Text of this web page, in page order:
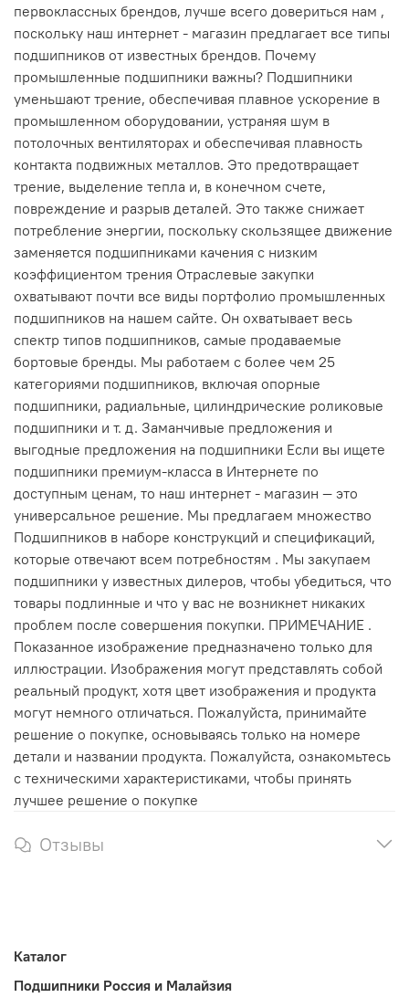
первоклассных брендов, лучше всего довериться нам ,
поскольку наш интернет - магазин предлагает все типы
подшипников от известных брендов. Почему
промышленные подшипники важны? Подшипники
уменьшают трение, обеспечивая плавное ускорение в
промышленном оборудовании, устраняя шум в
потолочных вентиляторах и обеспечивая плавность
контакта подвижных металлов. Это предотвращает
трение, выделение тепла и, в конечном счете,
повреждение и разрыв деталей. Это также снижает
потребление энергии, поскольку скользящее движение
заменяется подшипниками качения с низким
коэффициентом трения Отраслевые закупки
охватывают почти все виды портфолио промышленных
подшипников на нашем сайте. Он охватывает весь
спектр типов подшипников, самые продаваемые
бортовые бренды. Мы работаем с более чем 25
категориями подшипников, включая опорные
подшипники, радиальные, цилиндрические роликовые
подшипники и т. д. Заманчивые предложения и
выгодные предложения на подшипники Если вы ищете
подшипники премиум-класса в Интернете по
доступным ценам, то наш интернет - магазин — это
универсальное решение. Мы предлагаем множество
Подшипников в наборе конструкций и спецификаций,
которые отвечают всем потребностям . Мы закупаем
подшипники у известных дилеров, чтобы убедиться, что
товары подлинные и что у вас не возникнет никаких
проблем после совершения покупки. ПРИМЕЧАНИЕ .
Показанное изображение предназначено только для
иллюстрации. Изображения могут представлять собой
реальный продукт, хотя цвет изображения и продукта
могут немного отличаться. Пожалуйста, принимайте
решение о покупке, основываясь только на номере
детали и названии продукта. Пожалуйста, ознакомьтесь
с техническими характеристиками, чтобы принять
лучшее решение о покупке
Отзывы
Каталог
Подшипники Россия и Малайзия